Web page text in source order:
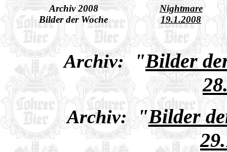
Archiv 2008
Bilder der Woche
Nightmare
19.1.2008
Archiv:"Bilder
Archiv:"Bilder